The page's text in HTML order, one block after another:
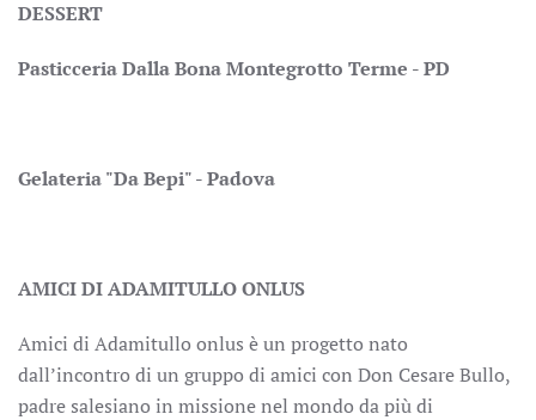
DESSERT
Pasticceria Dalla Bona Montegrotto Terme - PD
Gelateria "Da Bepi" - Padova
AMICI DI ADAMITULLO ONLUS
Amici di Adamitullo onlus è un progetto nato
dall’incontro di un gruppo di amici con Don Cesare Bullo,
padre salesiano in missione nel mondo da più di